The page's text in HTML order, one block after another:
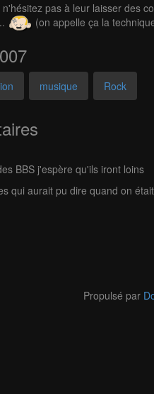
pas à leur laisser des
(on appelle ça la
musique Rock
BBS j'espère qu'ils iront loins
qui aurait pu dire quand on
Propulsé par